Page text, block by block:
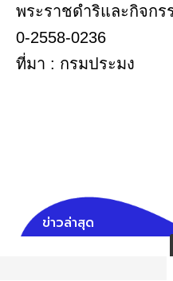
พระราชดำริและกิจกร
0-2558-0236
ที่มา : กรมประมง
ข่าวล่าสุด